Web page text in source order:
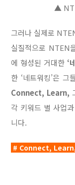
▲
그러나 실제로
실질적으로 NTEN
에 형성된 거대한 ‘
한 ‘네트워킹’은
Connect, Learn,
각 키워드 별 사업
니다.
# Connect,